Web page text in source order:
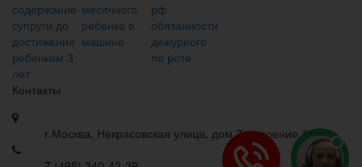
Контакты
г.Москва, Некрасовская улица, дом 7, строение 1